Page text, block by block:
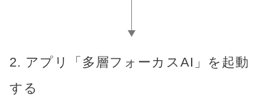
2. アプリ「多層フォーカスAI」を起動
する